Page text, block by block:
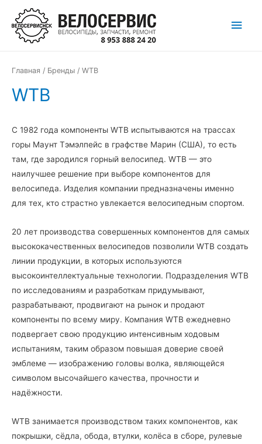
Перейти
содержимому
Главная / Бренды / WTB
WTB
С 1982 года компоненты WTB испытываются на трассах
горы Маунт Тэмэлпейс в графстве Марин (США), то есть
там, где зародился горный велосипед. WTB — это
наилучшее решение при выборе компонентов для
велосипеда. Изделия компании предназначены именно
для тех, кто страстно увлекается велосипедным спортом.
20 лет производства совершенных компонентов для самых
высококачественных велосипедов позволили WTB создать
линии продукции, в которых используются
высокоинтеллектуальные технологии. Подразделения WTB
по исследованиям и разработкам придумывают,
разрабатывают, продвигают на рынок и продают
компоненты по всему миру. Компания WTB ежедневно
подвергает свою продукцию интенсивным ходовым
испытаниям, таким образом повышая доверие своей
эмблеме — изображению головы волка, являющейся
символом высочайшего качества, прочности и
надёжности.
WTB занимается производством таких компонентов, как
покрышки, сёдла, обода, втулки, колёса в сборе, рулевые